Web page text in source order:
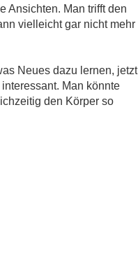
Ansichten. Man trifft den
vielleicht gar nicht mehr
Neues dazu lernen, jetzt
Man könnte
den Körper so